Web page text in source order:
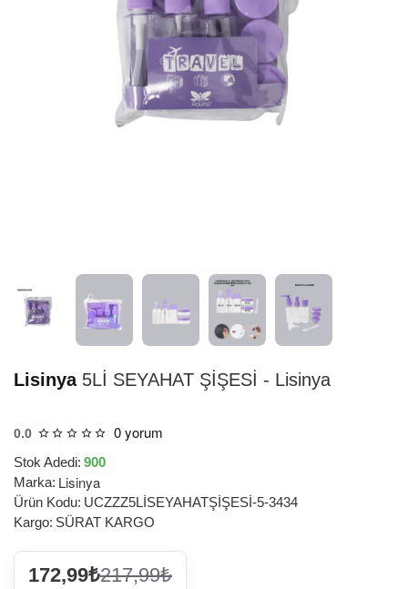
TESLİMAT
Lisinya5Lİ SEYAHAT ŞİŞESİ - Lisinya
0.0 0 yorum
Stok Adedi: 900
Marka: Lisinya
Ürün Kodu: UCZZZ5LİSEYAHATŞİŞESİ-5-3434
Kargo: SÜRAT KARGO
172,99₺217,99₺